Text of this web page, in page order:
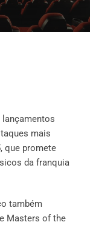
lançamentos
mais
que promete
da franquia
também
Masters of the